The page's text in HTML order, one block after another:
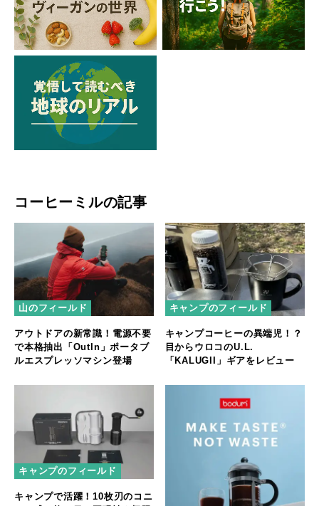
コーヒーミルの記事
山のフィールド
アウトドアの新常識！電源不要
で本格抽出「OutIn」ポータブ
ルエスプレッソマシン登場
キャンプのフィールド
キャンプコーヒーの異端児！？
目からウロコのU.L.
「KALUGII」ギアをレビュー
キャンプのフィールド
キャンプで活躍！10枚刃のコニ